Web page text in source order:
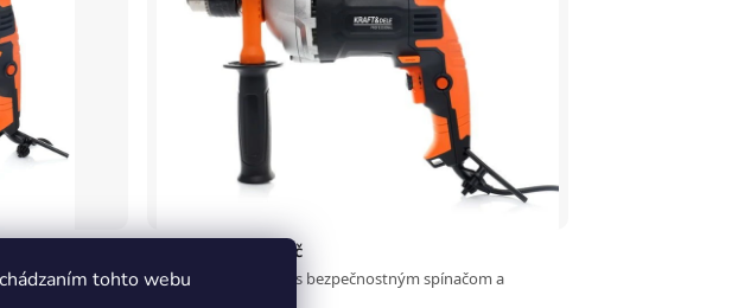
tohto webu
prepínač
Ovládanie a spínač
Prehľadné ovládanie s bezpečnostným spínačom a